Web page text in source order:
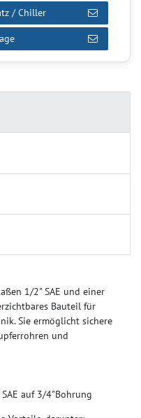
1/2" SAE und einer
Bauteil für
Sie ermöglicht sichere
und
auf 3/4"Bohrung
/ Chiller